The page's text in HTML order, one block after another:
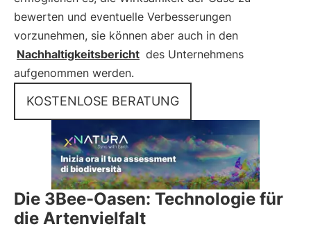
bewerten und eventuelle Verbesserungen
vorzunehmen, sie können aber auch in den
Nachhaltigkeitsbericht des Unternehmens
aufgenommen werden.
KOSTENLOSE BERATUNG
Die 3Bee-Oasen: Technologie für
die Artenvielfalt